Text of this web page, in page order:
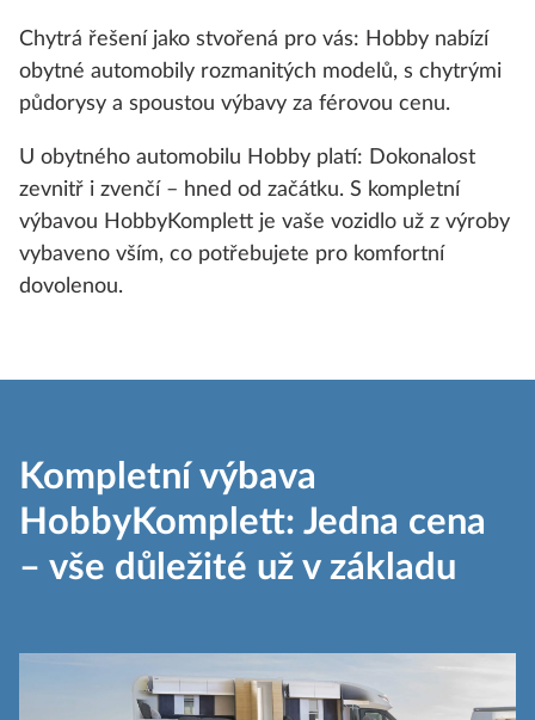
Chytrá řešení jako stvořená pro vás: Hobby nabízí
obytné automobily rozmanitých modelů, s chytrými
půdorysy a spoustou výbavy za férovou cenu.
U obytného automobilu Hobby platí: Dokonalost
zevnitř i zvenčí – hned od začátku. S kompletní
výbavou HobbyKomplett je vaše vozidlo už z výroby
vybaveno vším, co potřebujete pro komfortní
dovolenou.
Kompletní výbava
HobbyKomplett: Jedna cena
– vše důležité už v základu